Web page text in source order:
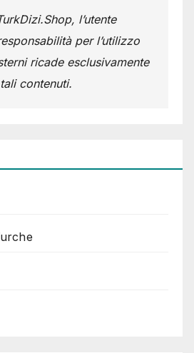
l’utente
per l’utilizzo
ricade esclusivamente
contenuti.